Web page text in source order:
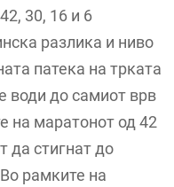
30, 16 и 6
разлика и ниво
патека на трката
води до самиот врв
на маратонот од 42
да стигнат до
рамките на